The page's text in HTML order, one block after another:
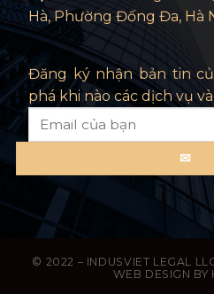
Hà, Phường Đống Đa, Hà
Đăng ký nhận bản tin
phá khi nào các dịch vụ
© 2022 – INDUSVIET LEGAL
WEB DESIGN BY